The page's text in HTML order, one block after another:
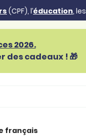
(CPF), l’éducation, les
2026.
des cadeaux ! 🎁
français